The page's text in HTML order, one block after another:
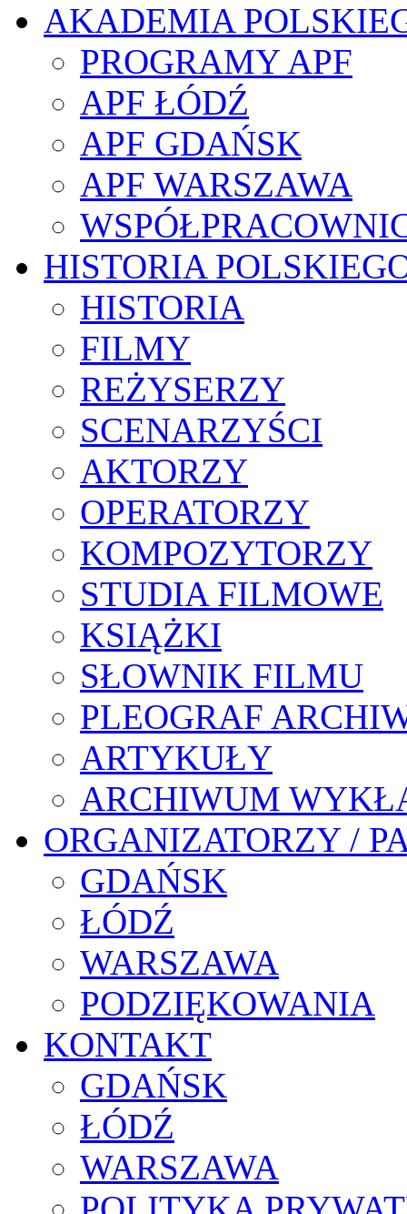
AKADEMIA
PROGRAMY APF
APF ŁÓDŹ
APF GDAŃSK
APF WARSZAWA
HISTORIA
HISTORIA
FILMY
REŻYSERZY
SCENARZYŚCI
AKTORZY
OPERATORZY
KOMPOZYTORZY
STUDIA FILMOWE
KSIĄŻKI
SŁOWNIK FILMU
PLEOGRAF
ARTYKUŁY
ARCHIWUM
ORGANIZATORZY /
GDAŃSK
ŁÓDŹ
WARSZAWA
PODZIĘKOWANIA
KONTAKT
GDAŃSK
ŁÓDŹ
WARSZAWA